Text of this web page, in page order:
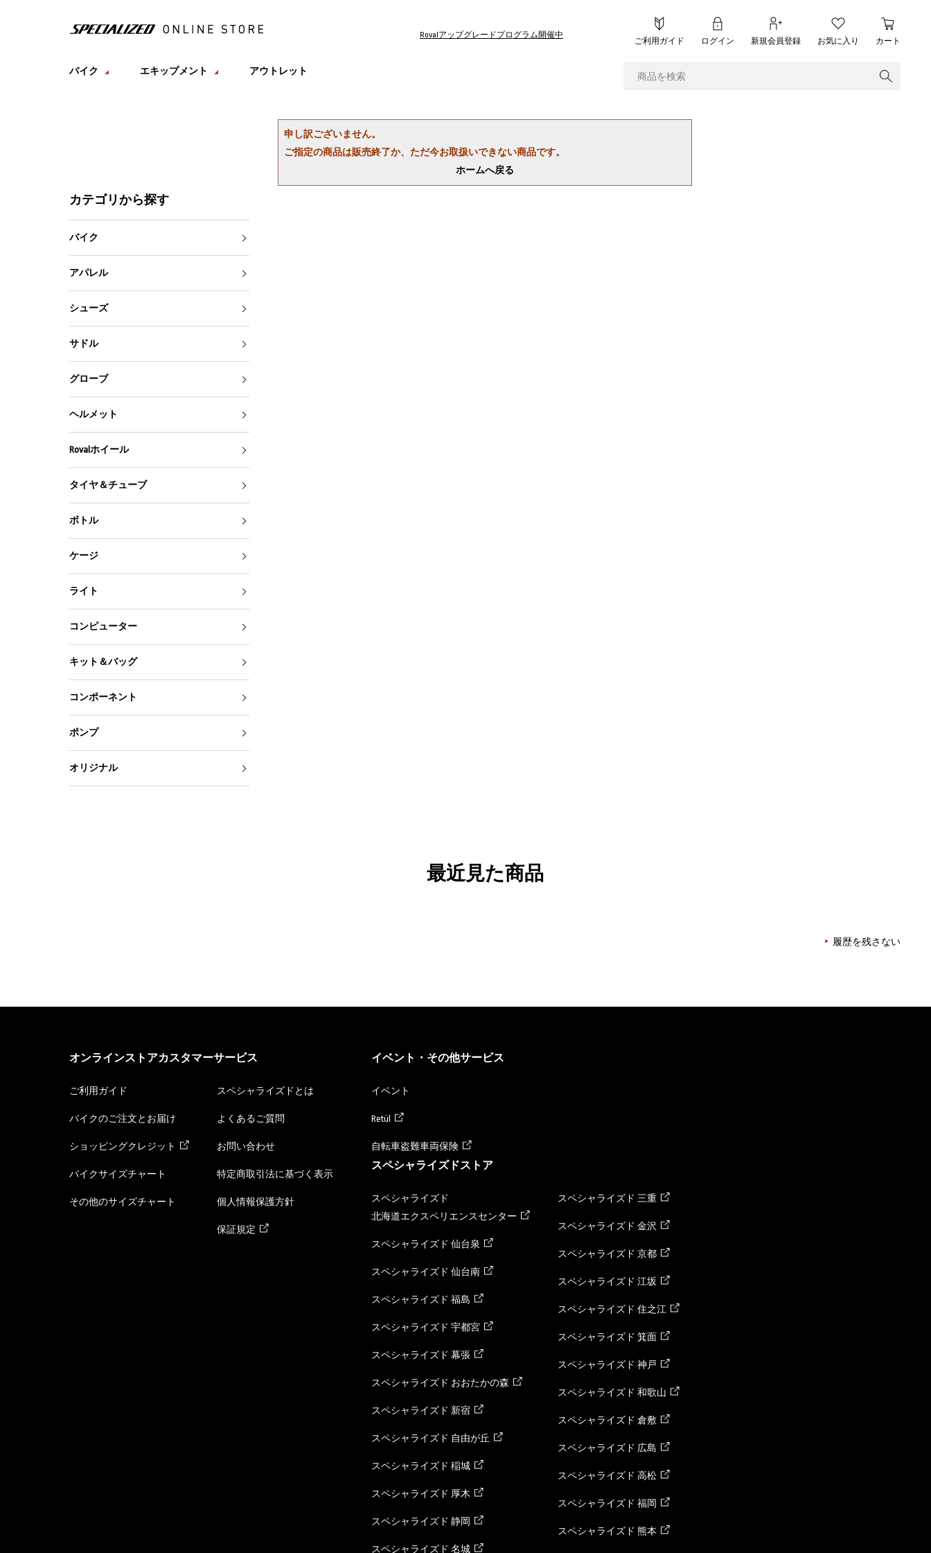
Rovalアップグレードプログラム開催中
ご利用ガイド ログイン 新規会員登録 お気に入り カート
バイク エキップメント アウトレット
申し訳ございません。
ご指定の商品は販売終了か、ただ今お取扱いできない商品です。
ホームへ戻る
カテゴリから探す
バイク
アパレル
シューズ
サドル
グローブ
ヘルメット
Rovalホイール
タイヤ＆チューブ
ボトル
ケージ
ライト
コンピューター
キット＆バッグ
コンポーネント
ポンプ
オリジナル
最近見た商品
履歴を残さない
オンラインストアカスタマーサービス
ご利用ガイド
バイクのご注文とお届け
ショッピングクレジット
バイクサイズチャート
その他のサイズチャート
スペシャライズドとは
よくあるご質問
お問い合わせ
特定商取引法に基づく表示
個人情報保護方針
保証規定
イベント・その他サービス
イベント
Retül
自転車盗難車両保険
スペシャライズドストア
スペシャライズド
北海道エクスペリエンスセンター
スペシャライズド 仙台泉
スペシャライズド 仙台南
スペシャライズド 福島
スペシャライズド 宇都宮
スペシャライズド 幕張
スペシャライズド おおたかの森
スペシャライズド 新宿
スペシャライズド 自由が丘
スペシャライズド 稲城
スペシャライズド 厚木
スペシャライズド 静岡
スペシャライズド 名城
スペシャライズド 三重
スペシャライズド 金沢
スペシャライズド 京都
スペシャライズド 江坂
スペシャライズド 住之江
スペシャライズド 箕面
スペシャライズド 神戸
スペシャライズド 和歌山
スペシャライズド 倉敷
スペシャライズド 広島
スペシャライズド 高松
スペシャライズド 福岡
スペシャライズド 熊本